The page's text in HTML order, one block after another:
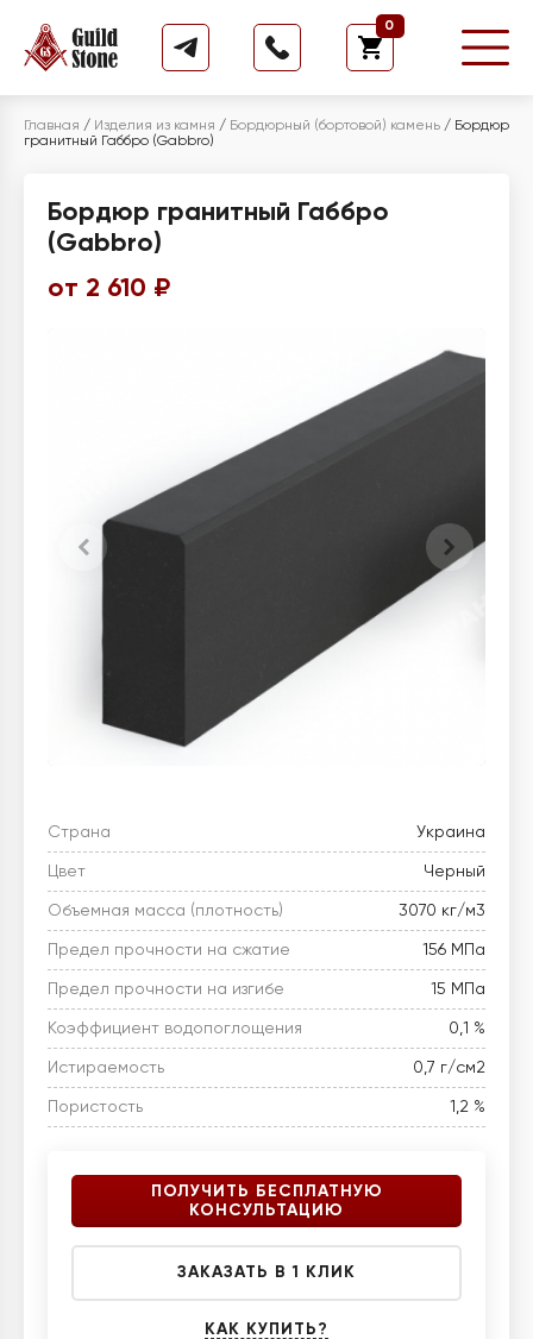
0
Главная / Изделия из камня / Бордюрный (бортовой) камень / Бордюр
гранитный Габбро (Gabbro)
Бордюр гранитный Габбро
(Gabbro)
от 2 610 ₽
Страна Украина
Цвет Черный
Объемная масса (плотность) 3070 кг/м3
Предел прочности на сжатие 156 МПа
Предел прочности на изгибе 15 МПа
Коэффициент водопоглощения 0,1 %
Истираемость 0,7 г/см2
Пористость 1,2 %
ПОЛУЧИТЬ БЕСПЛАТНУЮ
КОНСУЛЬТАЦИЮ
ЗАКАЗАТЬ В 1 КЛИК
КАК КУПИТЬ?